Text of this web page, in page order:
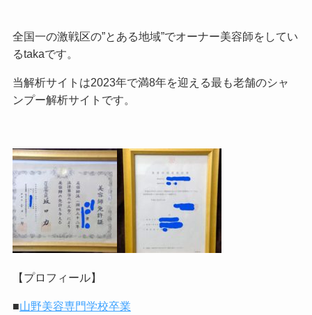
全国一の激戦区の”とある地域”でオーナー美容師をしてい
るtakaです。
当解析サイトは2023年で満8年を迎える最も老舗のシャ
ンプー解析サイトです。
【プロフィール】
■山野美容専門学校卒業